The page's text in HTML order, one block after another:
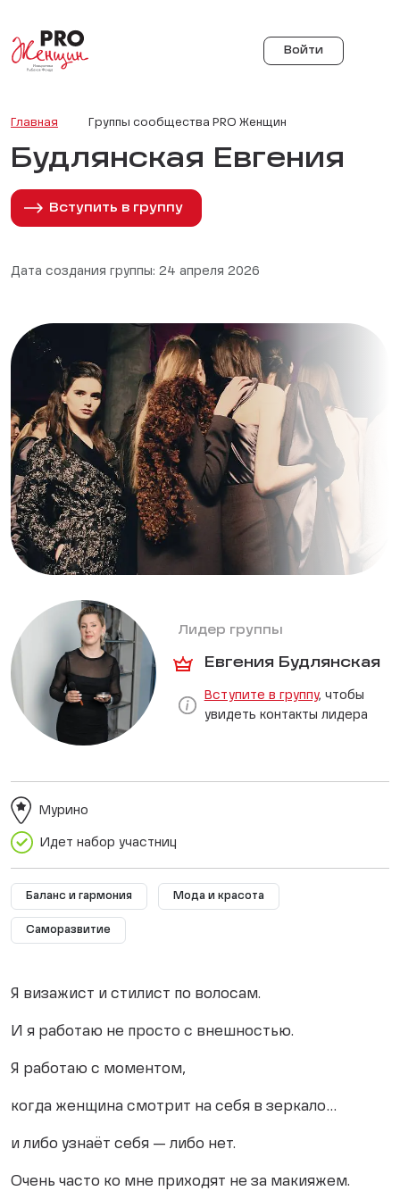
Войти
Главная Группы сообщества PRO Женщин
Будлянская Евгения
Вступить в группу
Дата создания группы: 24 апреля 2026
Лидер группы
Евгения Будлянская
Вступите в группу, чтобы
увидеть контакты лидера
Идет набор участниц
Мурино
Баланс и гармония Мода и красота
Саморазвитие
Я визажист и стилист по волосам.
И я работаю не просто с внешностью.
Я работаю с моментом,
когда женщина смотрит на себя в зеркало…
и либо узнаёт себя — либо нет.
Очень часто ко мне приходят не за макияжем.